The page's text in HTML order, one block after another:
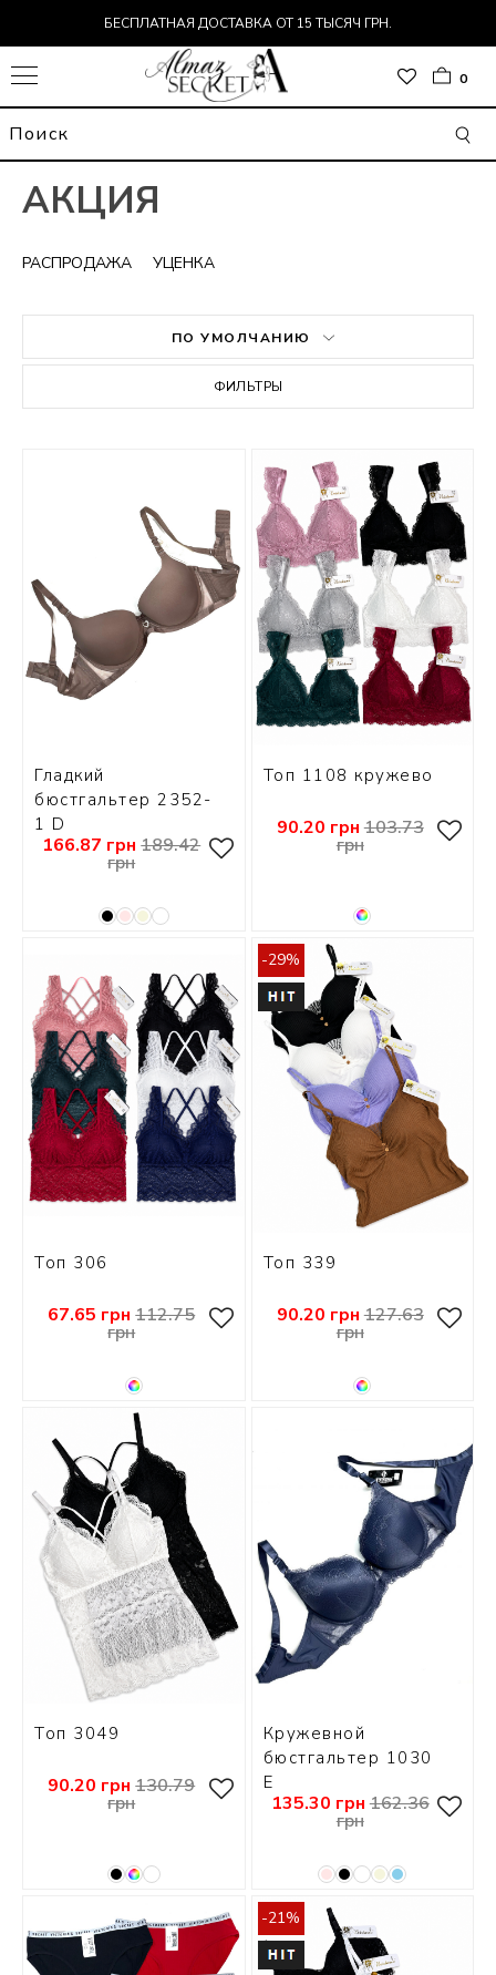
БЕСПЛАТНАЯ ДОСТАВКА ОТ 15 ТЫСЯЧ ГРН.
0
ДНЕЙ
АКЦИЯ
РАСПРОДАЖА УЦЕНКА
ПО УМОЛЧАНИЮ
ФИЛЬТРЫ
Гладкий
бюстгальтер 2352-
1 D
166.87 грн 189.42
грн
Топ 1108 кружево
90.20 грн 103.73
грн
Топ 306
67.65 грн 112.75
грн
-29%
Топ 339
90.20 грн 127.63
грн
Топ 3049
90.20 грн 130.79
грн
Кружевной
бюстгальтер 1030
Е
135.30 грн 162.36
грн
-21%